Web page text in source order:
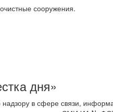
сооружения.
дня»
в сфере связи,